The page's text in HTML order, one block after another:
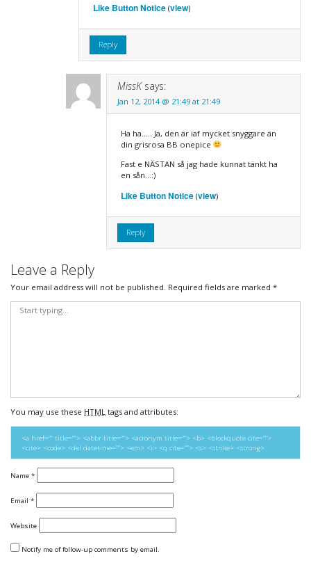
Like Button Notice(view)
Reply
MissK says:
Jan 12, 2014 @ 21:49 at 21:49
Ha ha….. Ja, den är iaf mycket snyggare än
din grisrosa BB onepice
Fast e NÄSTAN så jag hade kunnat tänkt ha
en sån…:)
Like Button Notice(view)
Reply
Leave a Reply
Your email address will not be published. Required fields are marked *
You may use these HTML tags and attributes:
<a href="" title=""> <abbr title=""> <acronym title=""> <b> <blockquote cite="">
<cite> <code> <del datetime=""> <em> <i> <q cite=""> <s> <strike> <strong>
Name *
Email *
Website
Notify me of follow-up comments by email.